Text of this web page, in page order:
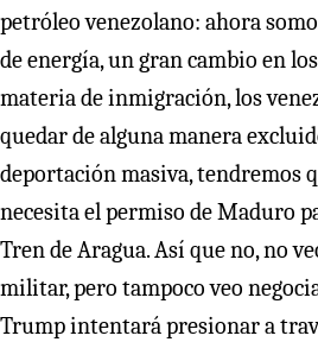
petróleo venezolano: ahora
de energía, un gran cambio en
materia de inmigración, los
quedar de alguna manera
deportación masiva, tendremos
necesita el permiso de Maduro
Tren de Aragua. Así que no, no
militar, pero tampoco veo
Trump intentará presionar a